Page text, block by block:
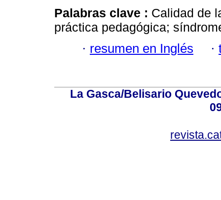
Palabras clave : Calidad de
práctica pedagógica;
· resumen en Inglés ·
La Gasca/Belisario